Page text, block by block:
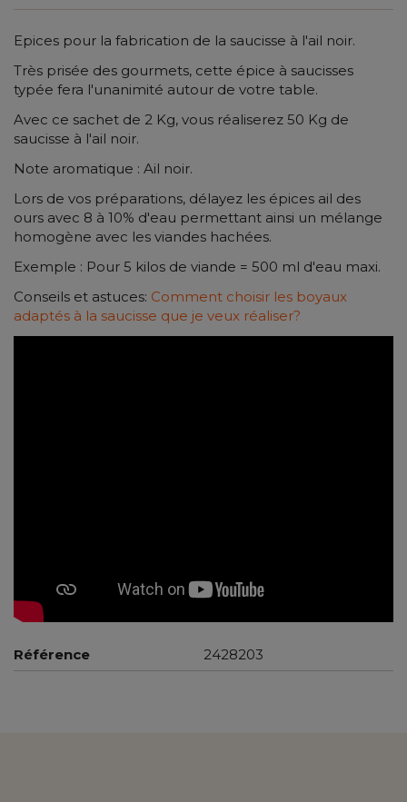
Epices pour la fabrication de la saucisse à l'ail noir.
Très prisée des gourmets, cette épice à saucisses
typée fera l'unanimité autour de votre table.
Avec ce sachet de 2 Kg, vous réaliserez 50 Kg de
saucisse à l'ail noir.
Note aromatique : Ail noir.
Lors de vos préparations, délayez les épices ail des
ours avec 8 à 10% d'eau permettant ainsi un mélange
homogène avec les viandes hachées.
Exemple : Pour 5 kilos de viande = 500 ml d'eau maxi.
Conseils et astuces: Comment choisir les boyaux
adaptés à la saucisse que je veux réaliser?
Référence 2428203